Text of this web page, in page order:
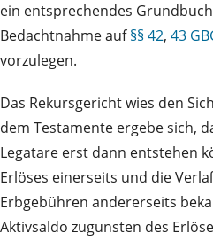
ein entsprechendes
Bedachtnahme auf§§ 42, 43
vorzulegen.
Das Rekursgericht wies den
dem Testamente ergebe sich,
Legatare erst dann entstehen
Erlöses einerseits und die
Erbgebühren andererseits
Aktivsaldo zugunsten des